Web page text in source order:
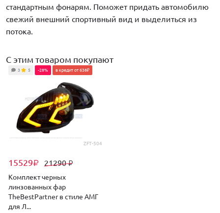
стандартным фонарям. Поможет придать автомобилю
свежий внешний спортивный вид и выделиться из
потока.
С этим товаром покупают
ZFT-504
15529₽ 21290₽
3 5 -28% в кредит от 638₽
Комплект черных
линзованных фар
TheBestPartner в стиле АМГ
для Л...